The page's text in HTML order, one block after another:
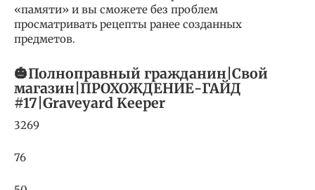
«памяти» и вы сможете без проблем
просматривать рецепты ранее созданных
предметов.
🎃Полноправный гражданин|Свой
магазин|ПРОХОЖДЕНИЕ-ГАЙД
#17|Graveyard Keeper
3269
76